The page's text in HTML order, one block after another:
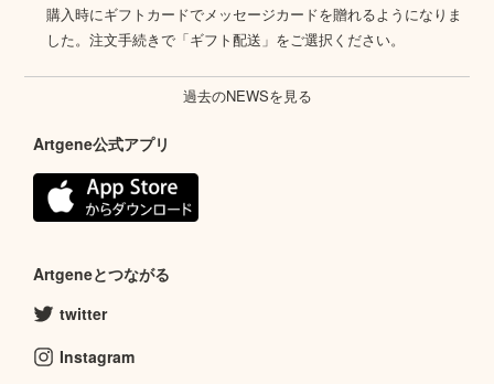
購入時にギフトカードでメッセージカードを贈れるようになりま
した。注文手続きで「ギフト配送」をご選択ください。
過去のNEWSを見る
Artgene公式アプリ
Artgeneとつながる
twitter
Instagram